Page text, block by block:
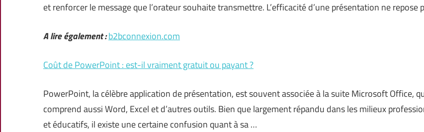
et renforcer le message que l’orateur souhaite transmettre. L’efficacité d’une présentation ne repose
A lire également :b2bconnexion.com
Coût de PowerPoint : est-il vraiment gratuit ou payant ?
PowerPoint, la célèbre application de présentation, est souvent associée à la suite Microsoft Office,
comprend aussi Word, Excel et d’autres outils. Bien que largement répandu dans les milieux
et éducatifs, il existe une certaine confusion quant à sa …